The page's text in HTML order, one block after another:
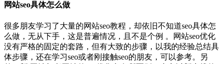
网站seo具体怎么做
很多朋友学习了大量的网站seo教程，却依旧不知道seo具体怎
么做，无从下手，这是普遍情况，且不是个例 。网站seo优化
没有严格的固定的套路，但有大致的步骤，以我的经验总结具
体步骤，还在学习seo或者刚接触seo的朋友，可以参考。另